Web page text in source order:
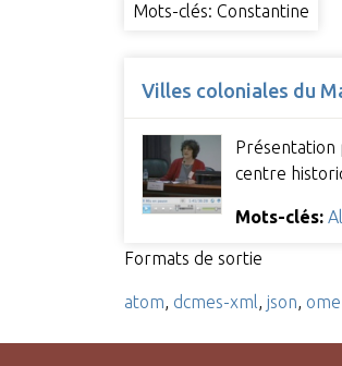
Mots-clés: Constantine
Villes coloniales du
Présentation
centre
Mots-clés:
Formats de sortie
atom dcmes-xml json